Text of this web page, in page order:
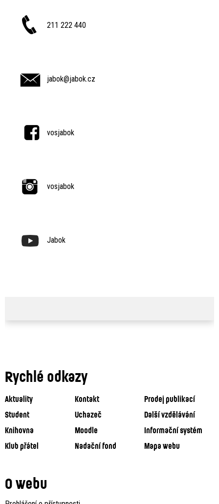
211 222 440
jabok@jabok.cz
vosjabok
vosjabok
Jabok
Rychlé odkazy
Aktuality Kontakt
Prodej publikací
Student
Uchazeč
Další vzdělávání
Knihovna
Moodle
Informační systém
Klub přátel
Nadační fond Mapa webu
O webu